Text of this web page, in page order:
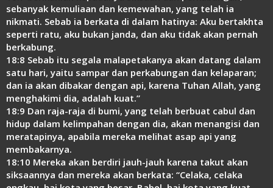
sebanyak kemuliaan dan kemewahan, yang telah ia
nikmati. Sebab ia berkata di dalam hatinya: Aku bertakhta
seperti ratu, aku bukan janda, dan aku tidak akan pernah
berkabung.
18:8 Sebab itu segala malapetakanya akan datang dalam
satu hari, yaitu sampar dan perkabungan dan kelaparan;
dan ia akan dibakar dengan api, karena Tuhan Allah, yang
menghakimi dia, adalah kuat.”
18:9 Dan raja-raja di bumi, yang telah berbuat cabul dan
hidup dalam kelimpahan dengan dia, akan menangisi dan
meratapinya, apabila mereka melihat asap api yang
membakarnya.
18:10 Mereka akan berdiri jauh-jauh karena takut akan
siksaannya dan mereka akan berkata: “Celaka, celaka